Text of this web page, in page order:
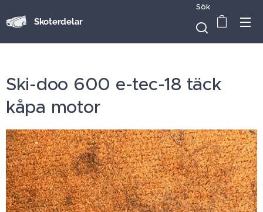
Skoterdelar
Sök
Ski-doo 600 e-tec-18 täck
kåpa motor